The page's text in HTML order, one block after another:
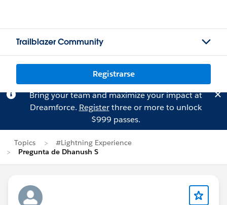
Trailblazer Community
Registrarse
Bring your team and maximize your impact at
Dreamforce. Registerthree or more to unlock
$999 passes.
Topics
#Lightning Experience
Pregunta de Dhanush S